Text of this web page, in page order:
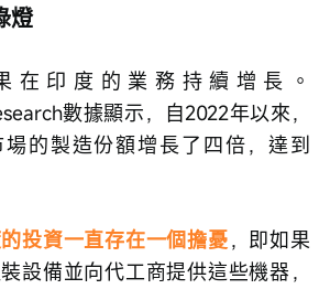
燈
在印度的業務持續增長。
數據顯示，自2022年以來，
場的製造份額增長了四倍，達到
投資一直存在一個擔憂，即如果
設備並向代工商提供這些機器，